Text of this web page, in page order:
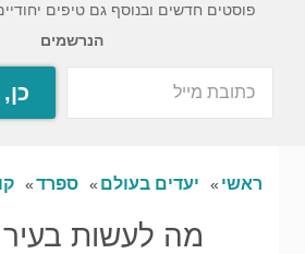
אודות
פוסטים חדשים ובנוסף גם טיפים
הנרשמים
ראשי יעדים בעולם ספרד
מה לעשות בעיר